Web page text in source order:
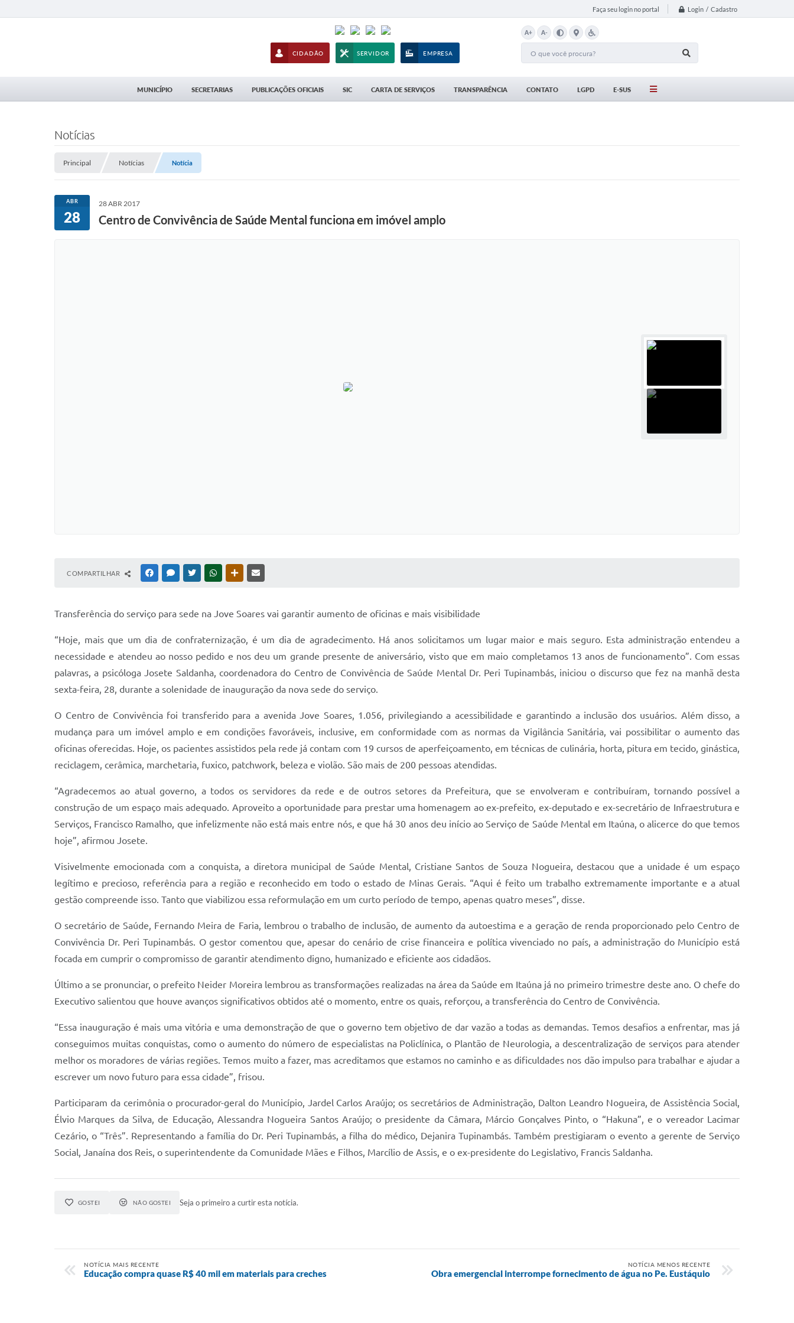
Faça seu login no portal Login / Cadastro
CIDADÃO SERVIDOR EMPRESA
A+ A-
MUNICÍPIO SECRETARIAS PUBLICAÇÕES OFICIAIS SIC CARTA DE SERVIÇOS TRANSPARÊNCIA CONTATO LGPD E-SUS
Notícias
Principal Notícias Notícia
ABR
28
28 ABR 2017
Centro de Convivência de Saúde Mental funciona em imóvel amplo
COMPARTILHAR FACEBOOKMESSENGER
TWITTERWHATSAPPOUTRAS MÍDIAS
Transferência do serviço para sede na Jove Soares vai garantir aumento de oficinas e mais visibilidade
“Hoje, mais que um dia de confraternização, é um dia de agradecimento. Há anos solicitamos um lugar maior e mais seguro. Esta administração entendeu a
necessidade e atendeu ao nosso pedido e nos deu um grande presente de aniversário, visto que em maio completamos 13 anos de funcionamento”. Com essas
palavras, a psicóloga Josete Saldanha, coordenadora do Centro de Convivência de Saúde Mental Dr. Peri Tupinambás, iniciou o discurso que fez na manhã desta
sexta-feira, 28, durante a solenidade de inauguração da nova sede do serviço.
O Centro de Convivência foi transferido para a avenida Jove Soares, 1.056, privilegiando a acessibilidade e garantindo a inclusão dos usuários. Além disso, a
mudança para um imóvel amplo e em condições favoráveis, inclusive, em conformidade com as normas da Vigilância Sanitária, vai possibilitar o aumento das
oficinas oferecidas. Hoje, os pacientes assistidos pela rede já contam com 19 cursos de aperfeiçoamento, em técnicas de culinária, horta, pitura em tecido, ginástica,
reciclagem, cerâmica, marchetaria, fuxico, patchwork, beleza e violão. São mais de 200 pessoas atendidas.
“Agradecemos ao atual governo, a todos os servidores da rede e de outros setores da Prefeitura, que se envolveram e contribuíram, tornando possível a
construção de um espaço mais adequado. Aproveito a oportunidade para prestar uma homenagem ao ex-prefeito, ex-deputado e ex-secretário de Infraestrutura e
Serviços, Francisco Ramalho, que infelizmente não está mais entre nós, e que há 30 anos deu início ao Serviço de Saúde Mental em Itaúna, o alicerce do que temos
hoje”, afirmou Josete.
Visivelmente emocionada com a conquista, a diretora municipal de Saúde Mental, Cristiane Santos de Souza Nogueira, destacou que a unidade é um espaço
legítimo e precioso, referência para a região e reconhecido em todo o estado de Minas Gerais. “Aqui é feito um trabalho extremamente importante e a atual
gestão compreende isso. Tanto que viabilizou essa reformulação em um curto período de tempo, apenas quatro meses”, disse.
O secretário de Saúde, Fernando Meira de Faria, lembrou o trabalho de inclusão, de aumento da autoestima e a geração de renda proporcionado pelo Centro de
Convivência Dr. Peri Tupinambás. O gestor comentou que, apesar do cenário de crise financeira e política vivenciado no país, a administração do Município está
focada em cumprir o compromisso de garantir atendimento digno, humanizado e eficiente aos cidadãos.
Último a se pronunciar, o prefeito Neider Moreira lembrou as transformações realizadas na área da Saúde em Itaúna já no primeiro trimestre deste ano. O chefe do
Executivo salientou que houve avanços significativos obtidos até o momento, entre os quais, reforçou, a transferência do Centro de Convivência.
“Essa inauguração é mais uma vitória e uma demonstração de que o governo tem objetivo de dar vazão a todas as demandas. Temos desafios a enfrentar, mas já
conseguimos muitas conquistas, como o aumento do número de especialistas na Policlínica, o Plantão de Neurologia, a descentralização de serviços para atender
melhor os moradores de várias regiões. Temos muito a fazer, mas acreditamos que estamos no caminho e as dificuldades nos dão impulso para trabalhar e ajudar a
escrever um novo futuro para essa cidade”, frisou.
Participaram da cerimônia o procurador-geral do Município, Jardel Carlos Araújo; os secretários de Administração, Dalton Leandro Nogueira, de Assistência Social,
Élvio Marques da Silva, de Educação, Alessandra Nogueira Santos Araújo; o presidente da Câmara, Márcio Gonçalves Pinto, o “Hakuna”, e o vereador Lacimar
Cezário, o “Três”. Representando a família do Dr. Peri Tupinambás, a filha do médico, Dejanira Tupinambás. Também prestigiaram o evento a gerente de Serviço
Social, Janaína dos Reis, o superintendente da Comunidade Mães e Filhos, Marcílio de Assis, e o ex-presidente do Legislativo, Francis Saldanha.
GOSTEI NÃO GOSTEI Seja o primeiro a curtir esta notícia.
NOTÍCIA MAIS RECENTE
Educação compra quase R$ 40 mil em materiais para creches
NOTÍCIA MENOS RECENTE
Obra emergencial interrompe fornecimento de água no Pe. Eustáquio